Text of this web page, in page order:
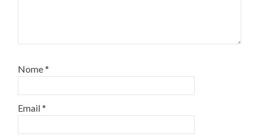
Nome*
Email*